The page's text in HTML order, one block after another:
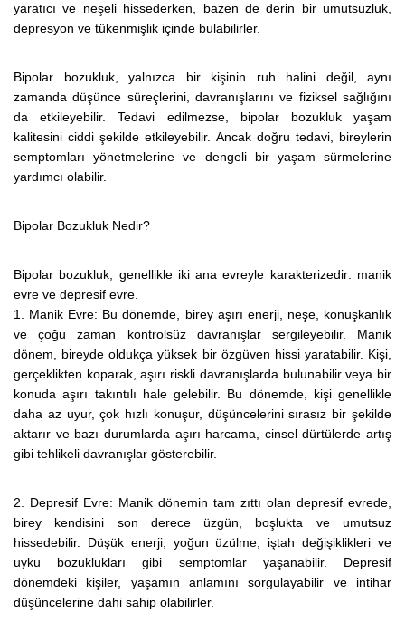
yaratıcı ve neşeli hissederken, bazen de derin bir umutsuzluk,
depresyon ve tükenmişlik içinde bulabilirler.
Bipolar bozukluk, yalnızca bir kişinin ruh halini değil, aynı
zamanda düşünce süreçlerini, davranışlarını ve fiziksel sağlığını
da etkileyebilir. Tedavi edilmezse, bipolar bozukluk yaşam
kalitesini ciddi şekilde etkileyebilir. Ancak doğru tedavi, bireylerin
semptomları yönetmelerine ve dengeli bir yaşam sürmelerine
yardımcı olabilir.
Bipolar Bozukluk Nedir?
Bipolar bozukluk, genellikle iki ana evreyle karakterizedir: manik
evre ve depresif evre.
1. Manik Evre: Bu dönemde, birey aşırı enerji, neşe, konuşkanlık
ve çoğu zaman kontrolsüz davranışlar sergileyebilir. Manik
dönem, bireyde oldukça yüksek bir özgüven hissi yaratabilir. Kişi,
gerçeklikten koparak, aşırı riskli davranışlarda bulunabilir veya bir
konuda aşırı takıntılı hale gelebilir. Bu dönemde, kişi genellikle
daha az uyur, çok hızlı konuşur, düşüncelerini sırasız bir şekilde
aktarır ve bazı durumlarda aşırı harcama, cinsel dürtülerde artış
gibi tehlikeli davranışlar gösterebilir.
2. Depresif Evre: Manik dönemin tam zıttı olan depresif evrede,
birey kendisini son derece üzgün, boşlukta ve umutsuz
hissedebilir. Düşük enerji, yoğun üzülme, iştah değişiklikleri ve
uyku bozuklukları gibi semptomlar yaşanabilir. Depresif
dönemdeki kişiler, yaşamın anlamını sorgulayabilir ve intihar
düşüncelerine dahi sahip olabilirler.